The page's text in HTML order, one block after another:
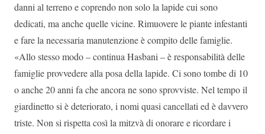
danni al terreno e coprendo non solo la lapide cui sono
dedicati, ma anche quelle vicine. Rimuovere le piante infestanti
e fare la necessaria manutenzione è compito delle famiglie.
«Allo stesso modo – continua Hasbani – è responsabilità delle
famiglie provvedere alla posa della lapide. Ci sono tombe di 10
o anche 20 anni fa che ancora ne sono sprovviste. Nel tempo il
giardinetto si è deteriorato, i nomi quasi cancellati ed è davvero
triste. Non si rispetta così la mitzvà di onorare e ricordare i